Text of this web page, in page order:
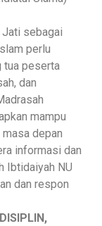
sebagai
perlu
tua peserta
dan
mampu
depan
informasi dan
Ibtidaiyah NU
dan respon